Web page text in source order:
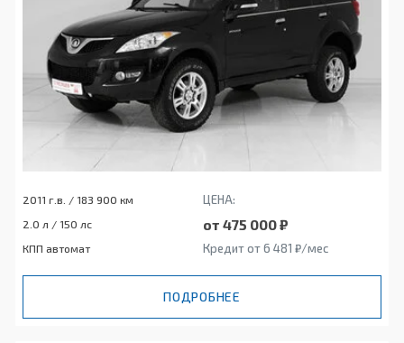
2011 г.в. / 183 900 км ЦЕНА:
2.0 л / 150 лс от 475 000 ₽
КПП автомат Кредит от 6 481 ₽/мес
ПОДРОБНЕЕ